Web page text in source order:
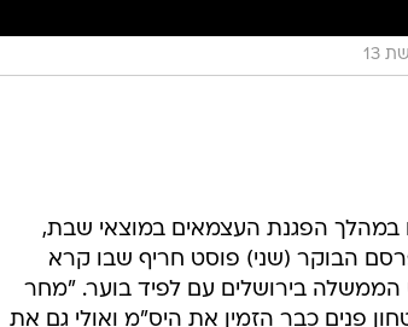
13
הפגנת העצמאים במוצאי שבת,
הבוקר (שני) פוסט חריף שבו קרא
ביתו של ראש הממשלה בירושלים עם לפיד בוער. "מחר
פנים כבר הזמין את היס"מ ואולי גם את